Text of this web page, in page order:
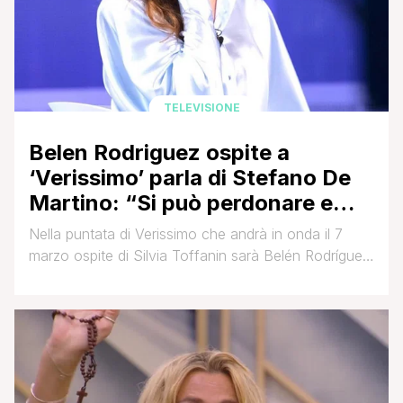
TELEVISIONE
Belen Rodriguez ospite a
‘Verissimo’ parla di Stefano De
Martino: “Si può perdonare e
ricominciare, per tre anni ho
fatto fatica a trovare la voglia di
Nella puntata di Verissimo che andrà in onda il 7
marzo ospite di Silvia Toffanin sarà Belén Rodríguez.
accanto al marito Stefano De Martino e al loro figlio
Santiago, “posso dire di essere tanto felice”, ha
infatti dichiarato davanti alle [']